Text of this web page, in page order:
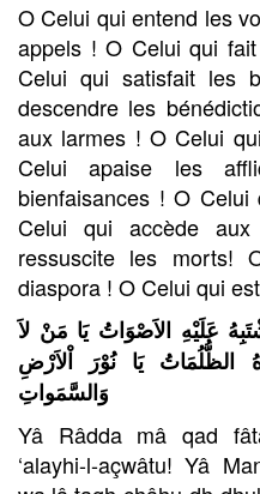
O Celui qui entend les
appels ! O Celui qui
Celui qui satisfait les
descendre les
aux larmes ! O Celui
Celui apaise les
bienfaisances ! O
Celui qui accède
ressuscite les morts!
diaspora ! O Celui qui
عَلَيْهِ الاَصْوَاتُ يَا مَنْ لاَ
الظُّلُمَاتُ يَا نُوْرَ اْلاَرْضِ
وَالسَّمَواتِ
Yâ Râdda mâ qad
‘alayhi-l-açwâtu! Yâ